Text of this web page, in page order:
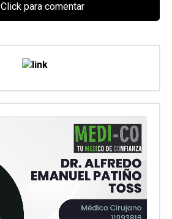
Click para comentar